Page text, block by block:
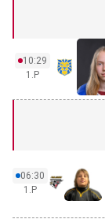
10:29
1.P
06:30
1.P